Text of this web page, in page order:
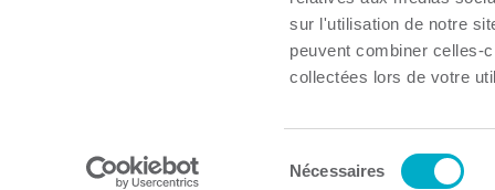
sur l'utilisation de notre
peuvent combiner celles-
collectées lors de votre
Nécessaires
© Chambre de commerce et d'industries de Trois-Rivières, 2026.